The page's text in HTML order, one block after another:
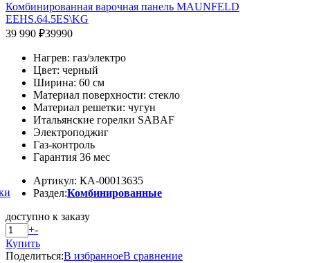
Комбинированная варочная панель MAUNFELD
EEHS.64.5ES\KG
39 990 ₽39990
Нагрев: газ/электро
Цвет: черный
Ширина: 60 см
Материал поверхности: стекло
Материал решетки: чугун
Итальянские горелки SABAF
Электроподжиг
Газ-контроль
Гарантия 36 мес
Артикул: КА-00013635
Раздел:Комбинированные
доступно к заказу
+-
Купить
Поделиться:В избранноеВ сравнение